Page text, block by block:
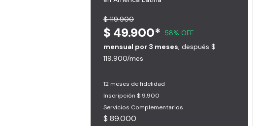
$ 119.900
$ 49.900* 58% OFF
mensual por 3 meses, después $
119.900/mes
12 meses de fidelidad
Inscripción $ 9.900
Servicios Complementarios
$ 89.000